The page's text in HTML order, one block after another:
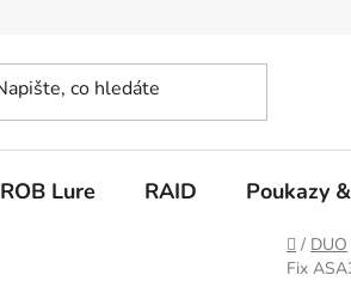
ROB Lure RAID Poukazy
Domů
/ DUO
Fix